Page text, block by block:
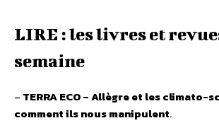
LIRE : les livres et
semaine
– TERRA ECO – Allègre et les climato-
comment ils nous manipulent.